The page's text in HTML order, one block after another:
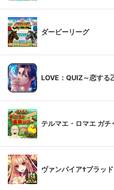
ダービーリーグ
LOVE：QUIZ～恋する
テルマエ・ロマエ ガチ
ヴァンパイア†ブラッド